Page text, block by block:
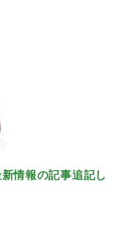
情報の記事追記し